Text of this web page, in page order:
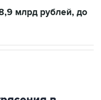
в
70